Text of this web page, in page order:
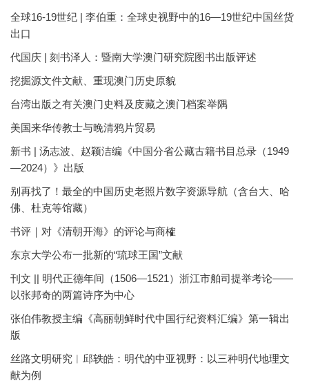
全球16-19世纪 | 李伯重：全球史视野中的16—19世纪中国丝货
出口
代国庆 | 刻书泽人：暨南大学澳门研究院图书出版评述
挖掘源文件文献、重现澳门历史原貌
台湾出版之有关澳门史料及庋藏之澳门档案举隅
美国来华传教士与晚清鸦片贸易
新书 | 汤志波、赵颖洁编《中国分省公藏古籍书目总录（1949
—2024）》出版
别再找了！最全的中国历史老照片数字资源导航（含台大、哈
佛、杜克等馆藏）
书评｜对《清朝开海》的评论与商榷
东京大学公布一批新的“琉球王国”文献
刊文 || 明代正德年间（1506—1521）浙江市舶司提举考论——
以张邦奇的两篇诗序为中心
张伯伟教授主编《高丽朝鲜时代中国行纪资料汇编》第一辑出
版
丝路文明研究︱邱轶皓：明代的中亚视野：以三种明代地理文
献为例